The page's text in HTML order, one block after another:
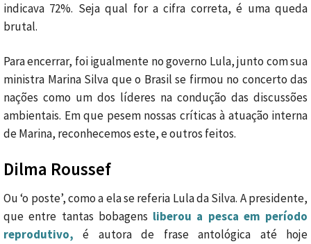
indicava 72%. Seja qual for a cifra correta, é uma queda
brutal.
Para encerrar, foi igualmente no governo Lula, junto com sua
ministra Marina Silva que o Brasil se firmou no concerto das
nações como um dos líderes na condução das discussões
ambientais. Em que pesem nossas críticas à atuação interna
de Marina, reconhecemos este, e outros feitos.
Dilma Roussef
Ou ‘o poste’, como a ela se referia Lula da Silva. A presidente,
que entre tantas bobagens liberou a pesca em período
reprodutivo,
é autora de frase antológica até hoje